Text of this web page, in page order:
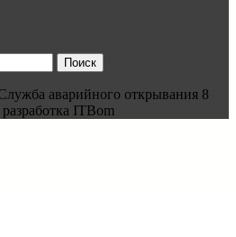
аварийного открывания 8
ITBom